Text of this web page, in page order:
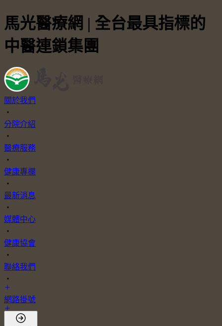
馬光醫療網 | 全台最具指標的
中醫連鎖集團
關於我們
・
分院介紹
・
醫療服務
・
健康專欄
・
最新消息
・
媒體中心
・
健康協會
・
聯絡我們
・
網路掛號
會員登入